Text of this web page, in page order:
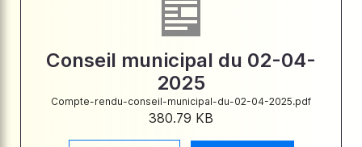
Conseil municipal du 02-04-
2025
Compte-rendu-conseil-municipal-du-02-04-2025.pdf
380.79 KB